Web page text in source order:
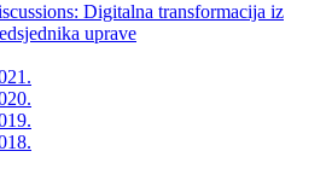
Digitalna transformacija iz
uprave